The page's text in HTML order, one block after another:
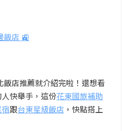
飯店 🚉
店推薦就介紹完啦！還想看
人快舉手，這份花東國旅補助
跟台東星級飯店 ，快點搭上